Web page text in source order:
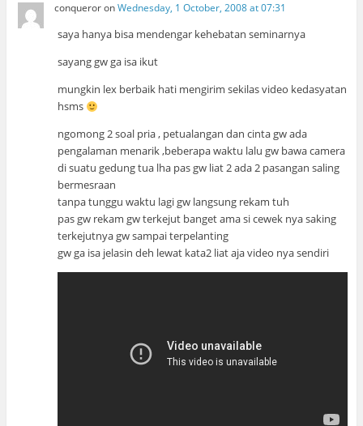
conqueroronWednesday, 1 October, 2008 at 07:31
saya hanya bisa mendengar kehebatan seminarnya
sayang gw ga isa ikut
mungkin lex berbaik hati mengirim sekilas video kedasyatan
hsms
ngomong 2 soal pria , petualangan dan cinta gw ada
pengalaman menarik ,beberapa waktu lalu gw bawa camera
di suatu gedung tua lha pas gw liat 2 ada 2 pasangan saling
bermesraan
tanpa tunggu waktu lagi gw langsung rekam tuh
pas gw rekam gw terkejut banget ama si cewek nya saking
terkejutnya gw sampai terpelanting
gw ga isa jelasin deh lewat kata2 liat aja video nya sendiri